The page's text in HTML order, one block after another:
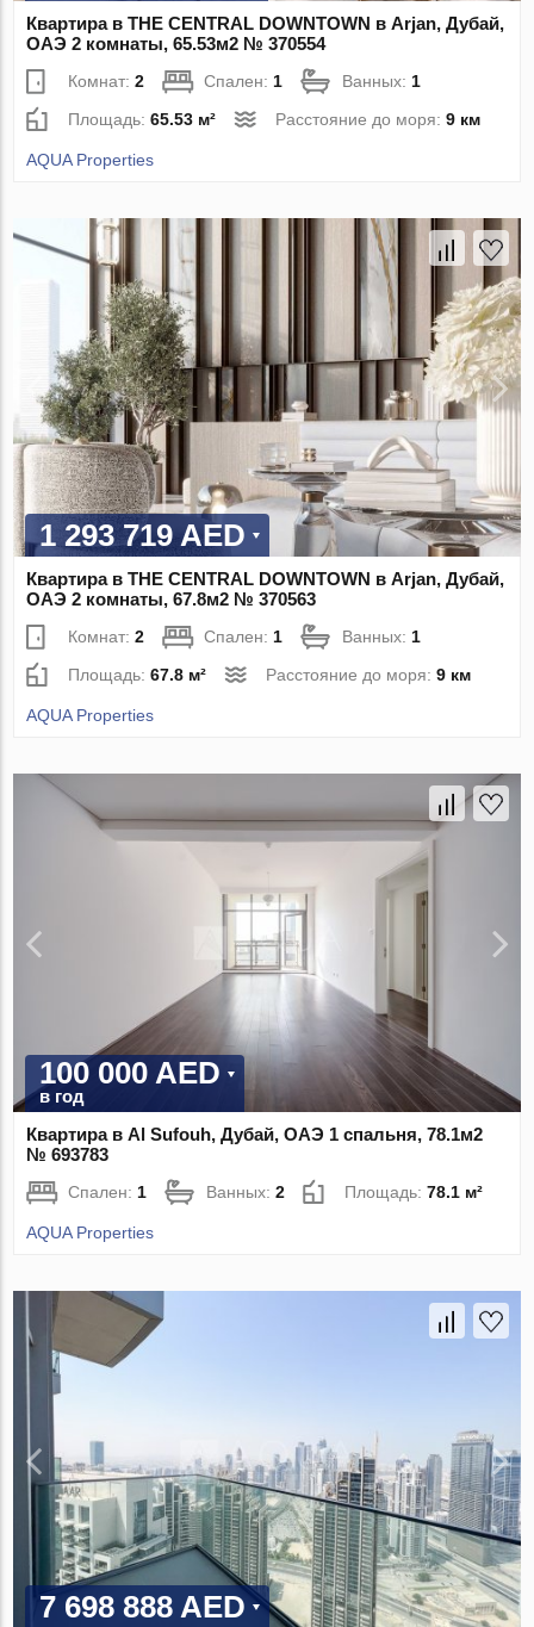
Квартира в THE CENTRAL DOWNTOWN в Arjan, Дубай,
ОАЭ 2 комнаты, 65.53м2 № 370554
Комнат:2 Спален:1 Ванных:1
Площадь:65.53 м² Расстояние до моря:9 км
AQUA Properties
1 293 719 AED
Квартира в THE CENTRAL DOWNTOWN в Arjan, Дубай,
ОАЭ 2 комнаты, 67.8м2 № 370563
Комнат:2 Спален: 1 Ванных: 1
Площадь:67.8 м² Расстояние до моря:9 км
AQUA Properties
100 000 AED
в год
Квартира в Al Sufouh, Дубай, ОАЭ 1 спальня, 78.1м2
№ 693783
Спален: 1 Ванных:2 Площадь:78.1 м²
AQUA Properties
7 698 888 AED